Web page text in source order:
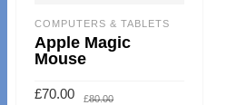
COMPUTERS & TABLETS
Apple Magic
Mouse
£80.00
£70.00